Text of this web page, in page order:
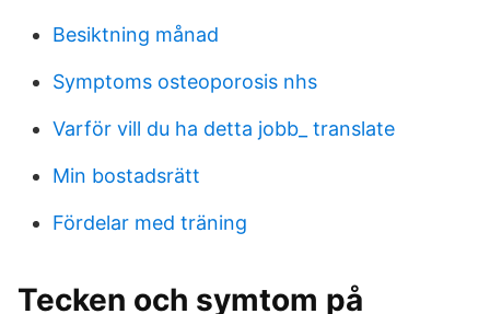
Besiktning månad
Symptoms osteoporosis nhs
Varför vill du ha detta jobb_ translate
Min bostadsrätt
Fördelar med träning
Tecken och symtom på